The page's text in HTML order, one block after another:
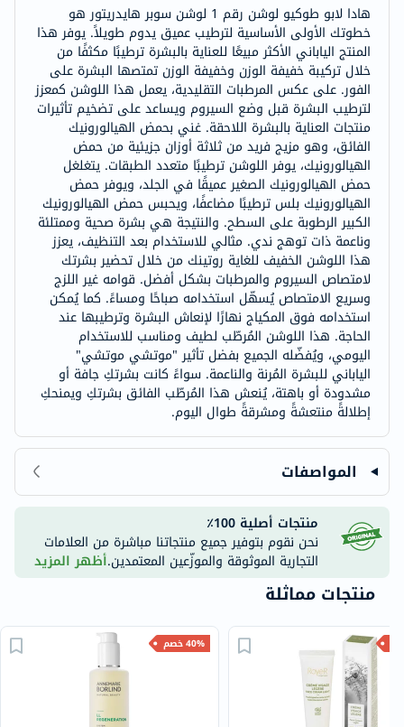
هادا لابو طوكيو لوشن رقم 1 لوشن سوبر هايدريتور هو
خطوتك الأولى الأساسية لترطيب عميق يدوم طويلاً. يوفر هذا
المنتج الياباني الأكثر مبيعًا للعناية بالبشرة ترطيبًا مكثفًا من
خلال تركيبة خفيفة الوزن وخفيفة الوزن تمتصها البشرة على
الفور. على عكس المرطبات التقليدية، يعمل هذا اللوشن كمعزز
لترطيب البشرة قبل وضع السيروم ويساعد على تضخيم تأثيرات
منتجات العناية بالبشرة اللاحقة. غني بحمض الهيالورونيك
الفائق، وهو مزيج فريد من ثلاثة أوزان جزيئية من حمض
الهيالورونيك، يوفر اللوشن ترطيبًا متعدد الطبقات. يتغلغل
حمض الهيالورونيك الصغير عميقًا في الجلد، ويوفر حمض
الهيالورونيك بلس ترطيبًا مضاعفًا، ويحبس حمض الهيالورونيك
الكبير الرطوبة على السطح. والنتيجة هي بشرة صحية وممتلئة
وناعمة ذات توهج ندي. مثالي للاستخدام بعد التنظيف، يعزز
هذا اللوشن الخفيف للغاية روتينك من خلال تحضير بشرتك
لامتصاص السيروم والمرطبات بشكل أفضل. قوامه غير اللزج
وسريع الامتصاص يُسهّل استخدامه صباحًا ومساءً. كما يُمكن
استخدامه فوق المكياج نهارًا لإنعاش البشرة وترطيبها عند
الحاجة. هذا اللوشن المُرطّب لطيف ومناسب للاستخدام
اليومي، ويُفضّله الجميع بفضل تأثير "موتشي موتشي"
الياباني للبشرة المُرنة والناعمة. سواءً كانت بشرتكِ جافة أو
مشدودة أو باهتة، يُنعش هذا المُرطّب الفائق بشرتكِ ويمنحكِ
إطلالةً منتعشةً ومشرقةً طوال اليوم.
المواصفات
منتجات أصلية 100٪
نحن نقوم بتوفير جميع منتجاتنا مباشرة من العلامات
التجارية الموثوقة والموزّعين المعتمدين.أظهر المزيد
منتجات مماثلة
40% خصم